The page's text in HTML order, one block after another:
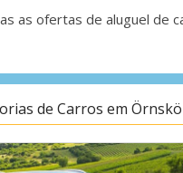
as ofertas de aluguel de
de Carros em